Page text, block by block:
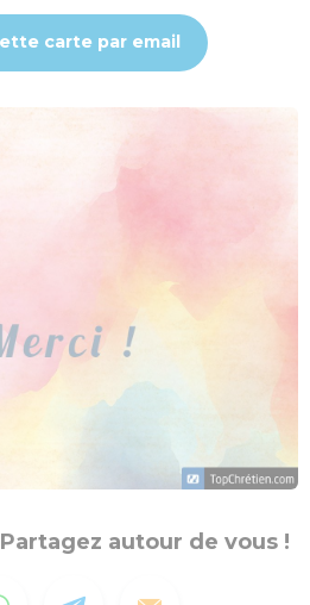
carte par email
autour de vous !